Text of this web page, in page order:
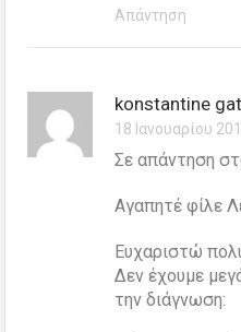
Απάντηση
konstantine
18 Ιανουαρίου
Σε απάντηση
Αγαπητέ φίλε
Ευχαριστώ
Δεν έχουμε
την διάγνωση: